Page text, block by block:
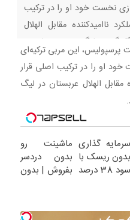
نخست خود او را در ترکیب
ناامیدکننده مقابل الهلال
گهر در لیگ برتر…. + بازدید:
پرسپولیس، این مربی ترکیه‌ای
او را در ترکیب اصلی قرار
مقابل الهلال عربستان در لیگ
سرمایه گذاری
بدون ریسک با
سود 38 درصد
ماشینت رو
بدون دردسر
بفروش | بدون